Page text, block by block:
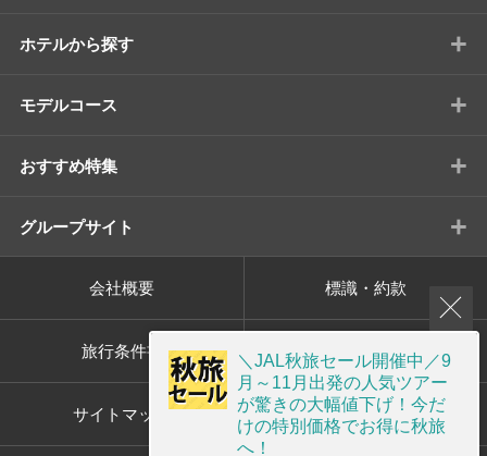
ホテルから探す +
モデルコース +
おすすめ特集 +
グループサイト +
会社概要 標識・約款
旅行条件書 プライバシーポリシー
サイトマップ 画面共有サポート
＼JAL秋旅セール開催中／9
月～11月出発の人気ツアー
が驚きの大幅値下げ！今だ
けの特別価格でお得に秋旅
へ！